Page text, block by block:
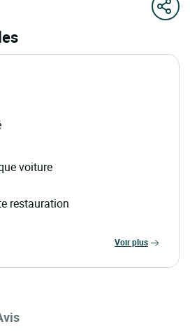
voiture
restauration
voir plus